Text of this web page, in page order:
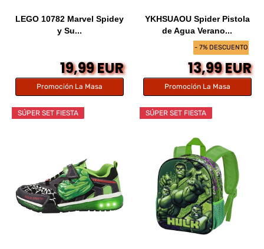
LEGO 10782 Marvel Spidey
y Su...
19,99 EUR
Promoción La Masa
- 7% DESCUENTO
YKHSUAOU Spider Pistola
de Agua Verano...
13,99 EUR
Promoción La Masa
SÚPER SET FIESTA SÚPER SET FIESTA